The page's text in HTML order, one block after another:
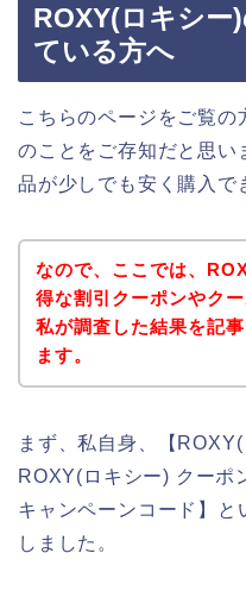
ROXY(ロキシー
ている方へ
こちらのページをご覧
のことをご存知だと思
品が少しでも安く購入で
なので、ここでは、
得な割引クーポンやクー
私が調査した結果を記
ます。
まず、私自身、【
ROXY(ロキシー) クーポ
キャンペーンコード】と
しました。